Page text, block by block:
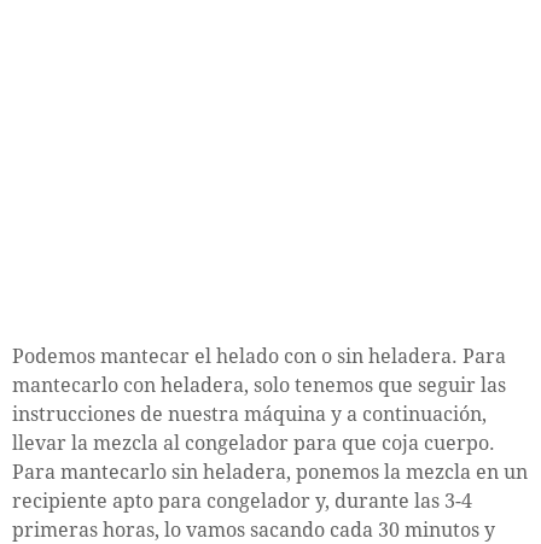
Podemos mantecar el helado con o sin heladera. Para
mantecarlo con heladera, solo tenemos que seguir las
instrucciones de nuestra máquina y a continuación,
llevar la mezcla al congelador para que coja cuerpo.
Para mantecarlo sin heladera, ponemos la mezcla en un
recipiente apto para congelador y, durante las 3-4
primeras horas, lo vamos sacando cada 30 minutos y